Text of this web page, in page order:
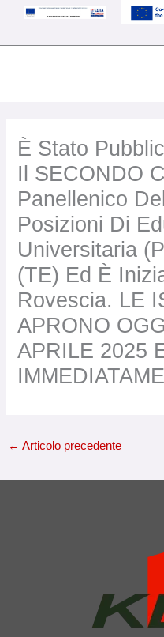
È Stato
Il SECONDO
Panellenico
Posizioni Di
Universitaria
(TE) Ed È
Rovescia. LE
APRONO
APRILE 2025
← Articolo precedente